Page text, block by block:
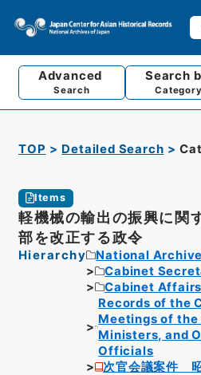
Advanced
Search
Search
Category
TOP Detailed Search
Items
軽機械の輸出の振興に関
部を改正する政令
Hierarchy
National
Cabinet
Cabinet
Records of the
Meetings of
Ministers, and
Officials
次官会議案件